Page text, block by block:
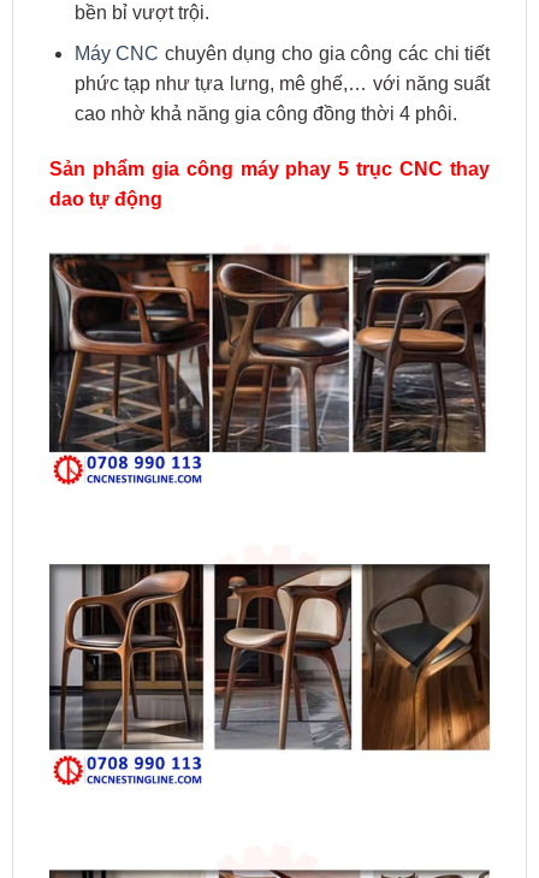
bền bỉ vượt trội.
Máy CNC chuyên dụng cho gia công các chi tiết
phức tạp như tựa lưng, mê ghế,… với năng suất
cao nhờ khả năng gia công đồng thời 4 phôi.
Sản phẩm gia công máy phay 5 trục CNC thay
dao tự động